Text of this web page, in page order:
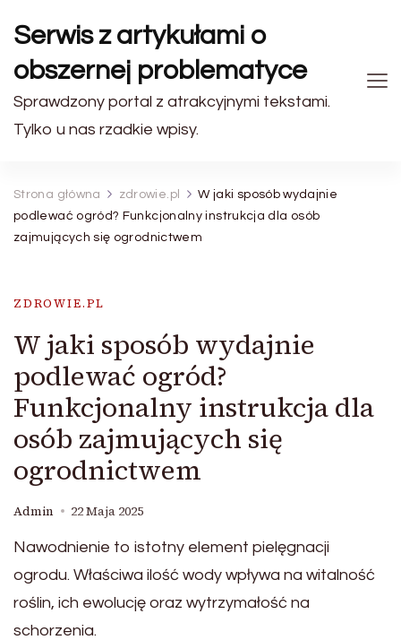
Serwis z artykułami o
obszernej problematyce
Sprawdzony portal z atrakcyjnymi tekstami.
Tylko u nas rzadkie wpisy.
Strona główna zdrowie.pl
W jaki sposób wydajnie
podlewać ogród? Funkcjonalny instrukcja dla osób
zajmujących się ogrodnictwem
ZDROWIE.PL
W jaki sposób wydajnie
podlewać ogród?
Funkcjonalny instrukcja dla
osób zajmujących się
ogrodnictwem
Admin 22 Maja 2025
Nawodnienie to istotny element pielęgnacji
ogrodu. Właściwa ilość wody wpływa na witalność
roślin, ich ewolucję oraz wytrzymałość na
schorzenia.